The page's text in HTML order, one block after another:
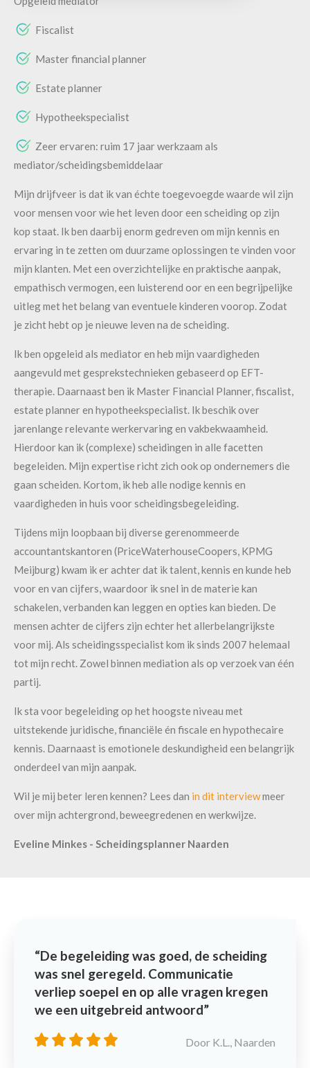
Fiscalist
Master financial planner
Estate planner
Hypotheekspecialist
Zeer ervaren: ruim 17 jaar werkzaam als
mediator/scheidingsbemiddelaar
Mijn drijfveer is dat ik van échte toegevoegde waarde wil zijn
voor mensen voor wie het leven door een scheiding op zijn
kop staat. Ik ben daarbij enorm gedreven om mijn kennis en
ervaring in te zetten om duurzame oplossingen te vinden voor
mijn klanten. Met een overzichtelijke en praktische aanpak,
empathisch vermogen, een luisterend oor en een begrijpelijke
uitleg met het belang van eventuele kinderen voorop. Zodat
je zicht hebt op je nieuwe leven na de scheiding.
Ik ben opgeleid als mediator en heb mijn vaardigheden
aangevuld met gesprekstechnieken gebaseerd op EFT-
therapie. Daarnaast ben ik Master Financial Planner, fiscalist,
estate planner en hypotheekspecialist. Ik beschik over
jarenlange relevante werkervaring en vakbekwaamheid.
Hierdoor kan ik (complexe) scheidingen in alle facetten
begeleiden. Mijn expertise richt zich ook op ondernemers die
gaan scheiden. Kortom, ik heb alle nodige kennis en
vaardigheden in huis voor scheidingsbegeleiding.
Tijdens mijn loopbaan bij diverse gerenommeerde
accountantskantoren (PriceWaterhouseCoopers, KPMG
Meijburg) kwam ik er achter dat ik talent, kennis en kunde heb
voor en van cijfers, waardoor ik snel in de materie kan
schakelen, verbanden kan leggen en opties kan bieden. De
mensen achter de cijfers zijn echter het allerbelangrijkste
voor mij. Als scheidingsspecialist kom ik sinds 2007 helemaal
tot mijn recht. Zowel binnen mediation als op verzoek van één
partij.
Ik sta voor begeleiding op het hoogste niveau met
uitstekende juridische, financiële én fiscale en hypothecaire
kennis. Daarnaast is emotionele deskundigheid een belangrijk
onderdeel van mijn aanpak.
Wil je mij beter leren kennen? Lees dan in dit interviewmeer
over mijn achtergrond, beweegredenen en werkwijze.
Eveline Minkes - Scheidingsplanner Naarden
De begeleiding was goed, de scheiding
was snel geregeld. Communicatie
verliep soepel en op alle vragen kregen
we een uitgebreid antwoord
Door K.L., Naarden